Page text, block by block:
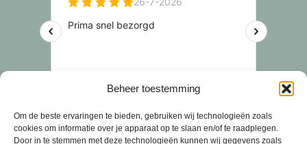
Beheer toestemming
Om de beste ervaringen te bieden, gebruiken wij technologieën zoals
cookies om informatie over je apparaat op te slaan en/of te raadplegen.
Door in te stemmen met deze technologieën kunnen wij gegevens zoals